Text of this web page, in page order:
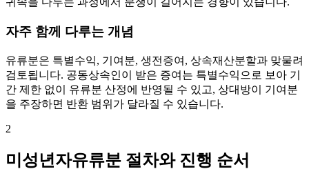
자주 함께 다루는 개념
유류분은 특별수익, 기여분, 생전증여, 상속재산분할과 맞물려
검토됩니다. 공동상속인이 받은 증여는 특별수익으로 보아 기
간 제한 없이 유류분 산정에 반영될 수 있고, 상대방이 기여분
을 주장하면 반환 범위가 달라질 수 있습니다.
2
미성년자유류분 절차와 진행 순서